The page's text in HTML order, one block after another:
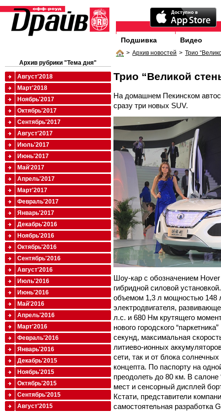
Подшивка Видео
> Архив новостей > Трио
Трио “Великой
На домашнем Пекинском
сразу три новых SUV.
Шоу-кар с обозначением
гибридной силовой
объемом 1,3 л мощностью 148
электродвигателя,
л.с. и 680 Нм крутящего
нового городского
секунд, максимальная
литиево-ионных
сети, так и от блока
концепта. По паспорту на
преодолеть до 80 км. В салоне
мест и сенсорный дисплей
Кстати, представители
самостоятельная разработка
Архив рубрики "Тема дня"
Август'2018
Март'2018
Ноябрь'2017
Октябрь'2017
Сентябрь'2017
Август'2017
Июль'2017
Июнь'2017
Май'2017
Апрель'2017
Март'2017
Февраль'2017
Январь'2017
Декабрь'2016
Ноябрь'2016
Октябрь'2016
Сентябрь'2016
Август'2016
Июль'2016
Июнь'2016
Май'2016
Апрель'2016
Март'2016
Февраль'2016
Январь'2016
Декабрь'2015
Ноябрь'2015
Октябрь'2015
Сентябрь'2015
Август'2015